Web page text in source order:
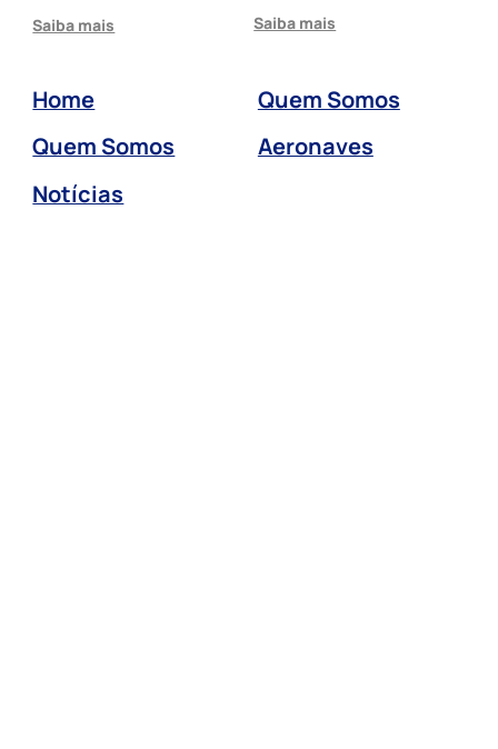
Saiba mais Saiba mais
Home
Quem Somos
Quem Somos
Aeronaves
Notícias